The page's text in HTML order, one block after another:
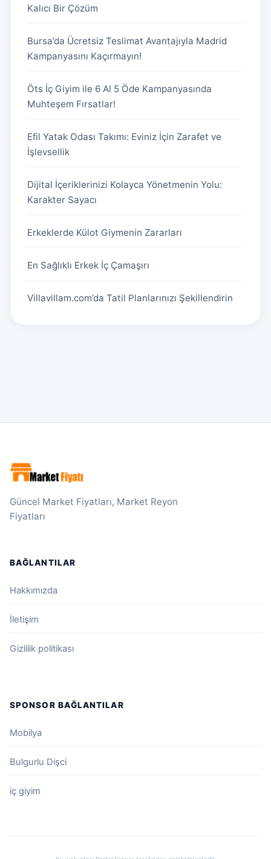
Kalıcı Bir Çözüm
Bursa’da Ücretsiz Teslimat Avantajıyla Madrid
Kampanyasını Kaçırmayın!
Öts İç Giyim ile 6 Al 5 Öde Kampanyasında
Muhteşem Fırsatlar!
Efil Yatak Odası Takımı: Eviniz İçin Zarafet ve
İşlevsellik
Dijital İçeriklerinizi Kolayca Yönetmenin Yolu:
Karakter Sayacı
Erkeklerde Külot Giymenin Zararları
En Sağlıklı Erkek İç Çamaşırı
Villavillam.com’da Tatil Planlarınızı Şekillendirin
Güncel Market Fiyatları, Market Reyon
Fiyatları
BAĞLANTILAR
Hakkımızda
İletişim
Gizlilik politikası
SPONSOR BAĞLANTILAR
Mobilya
Bulgurlu Dişci
iç giyim